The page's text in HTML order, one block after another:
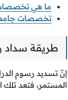
ما هي
تخصصات
طريقة سداد
إنّ تسديد رسوم
المستمر، فتعد تلك